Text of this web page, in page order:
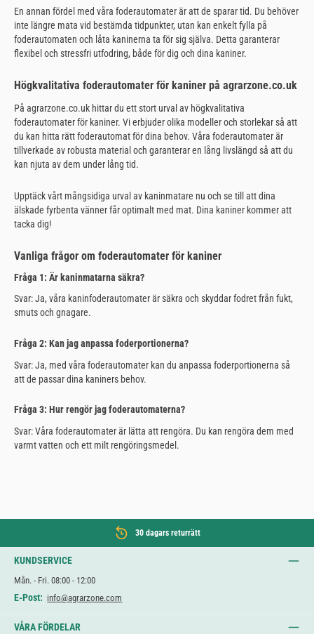
En annan fördel med våra foderautomater är att de sparar tid. Du behöver
inte längre mata vid bestämda tidpunkter, utan kan enkelt fylla på
foderautomaten och låta kaninerna ta för sig själva. Detta garanterar
flexibel och stressfri utfodring, både för dig och dina kaniner.
Högkvalitativa foderautomater för kaniner på agrarzone.co.uk
På agrarzone.co.uk hittar du ett stort urval av högkvalitativa
foderautomater för kaniner. Vi erbjuder olika modeller och storlekar så att
du kan hitta rätt foderautomat för dina behov. Våra foderautomater är
tillverkade av robusta material och garanterar en lång livslängd så att du
kan njuta av dem under lång tid.
Upptäck vårt mångsidiga urval av kaninmatare nu och se till att dina
älskade fyrbenta vänner får optimalt med mat. Dina kaniner kommer att
tacka dig!
Vanliga frågor om foderautomater för kaniner
Fråga 1: Är kaninmatarna säkra?
Svar: Ja, våra kaninfoderautomater är säkra och skyddar fodret från fukt,
smuts och gnagare.
Fråga 2: Kan jag anpassa foderportionerna?
Svar: Ja, med våra foderautomater kan du anpassa foderportionerna så
att de passar dina kaniners behov.
Fråga 3: Hur rengör jag foderautomaterna?
Svar: Våra foderautomater är lätta att rengöra. Du kan rengöra dem med
varmt vatten och ett milt rengöringsmedel.
30 dagars returrätt
KUNDSERVICE
Mån. - Fri. 08:00 - 12:00
E-Post: info@agrarzone.com
VÅRA FÖRDELAR